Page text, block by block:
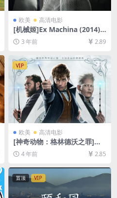
欧美 高清电影
[机械姬]Ex Machina (2014)
[百度网盘+夸克网盘1080P超
清未删减资源][网盘在线播放/
3 年前 2.89
VIP
欧美 高清电影
[神奇动物：格林德沃之罪]加
长版 Fantastic Beasts: The
Crimes of Grindelwald (201
8)[百度网盘+迅雷云盘资源10
80P超清未删减][MP4/9.1GB]
[中英字幕]
4 年前 2.85
置顶 VIP